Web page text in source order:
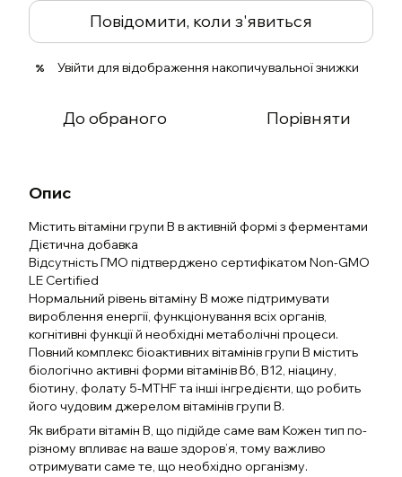
Повідомити, коли з'явиться
% Увійти для відображення накопичувальної знижки
До обраного Порівняти
Опис
Містить вітаміни групи B в активній формі з ферментами
Дієтична добавка
Відсутність ГМО підтверджено сертифікатом Non-GMO
LE Certified
Нормальний рівень вітаміну B може підтримувати
вироблення енергії, функціонування всіх органів,
когнітивні функції й необхідні метаболічні процеси.
Повний комплекс біоактивних вітамінів групи B містить
біологічно активні форми вітамінів B6, B12, ніацину,
біотину, фолату 5-MTHF та інші інгредієнти, що робить
його чудовим джерелом вітамінів групи B.
Як вибрати вітамін B, що підійде саме вам Кожен тип по-
різному впливає на ваше здоров’я, тому важливо
отримувати саме те, що необхідно організму.